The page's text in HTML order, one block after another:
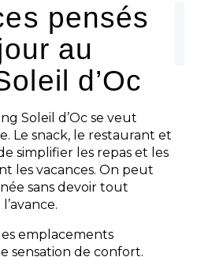
activités
pratiques
pensés
au
d’Oc
Soleil d’Oc se veut
Le snack, le restaurant et
simplifier les repas et les
les vacances. On peut
sans devoir tout
emplacements
sensation de confort.